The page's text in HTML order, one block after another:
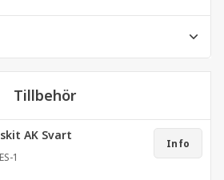
Tillbehör
AK Svart
1
Info